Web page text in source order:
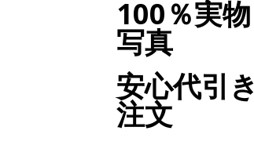
100％実物
写真
安心代引き
注文